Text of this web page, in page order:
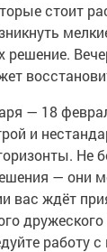
стоит
решение.
— 18
и
Не
— они
вас ждёт
дружеского
работу